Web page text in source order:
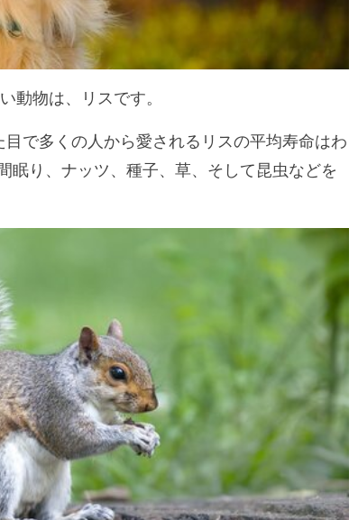
動物は、リスです。
で多くの人から愛されるリスの平均寿命はわ
眠り、ナッツ、種子、草、そして昆虫などを